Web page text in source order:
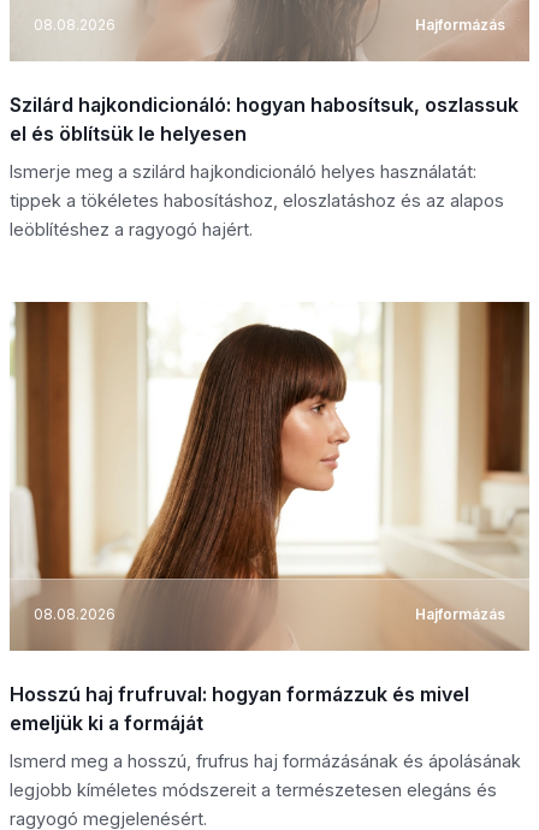
08.08.2026 Hajformázás
Szilárd hajkondicionáló: hogyan habosítsuk, oszlassuk
el és öblítsük le helyesen
Ismerje meg a szilárd hajkondicionáló helyes használatát:
tippek a tökéletes habosításhoz, eloszlatáshoz és az alapos
leöblítéshez a ragyogó hajért.
08.08.2026 Hajformázás
Hosszú haj frufruval: hogyan formázzuk és mivel
emeljük ki a formáját
Ismerd meg a hosszú, frufrus haj formázásának és ápolásának
legjobb kíméletes módszereit a természetesen elegáns és
ragyogó megjelenésért.